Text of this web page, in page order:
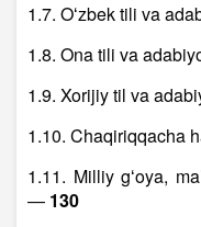
1.7. Oʻzbek tili va
1.8. Ona tili va
1.9. Xorijiy til va
1.10. Chaqiriqqacha
1.11. Milliy gʻoya,
— 130